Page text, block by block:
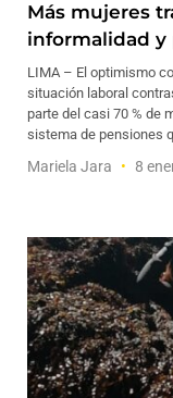
Más mujeres
informalidad y
LIMA – El optimismo
situación laboral
parte del casi 70 % de
sistema de pensiones
Mariela Jara 8